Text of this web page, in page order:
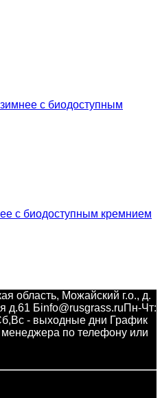
с биодоступным кремнием
область, Можайский г.о., д.
д.61 Бinfo@rusgrass.ruПн-Чт:
- выходные дни График
менеджера по телефону или